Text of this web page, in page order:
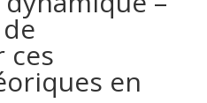
ces
en